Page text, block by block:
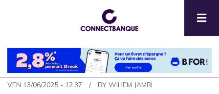
principal
VEN 13/06/2025 - 12:37 BY WIHEM JAMRI